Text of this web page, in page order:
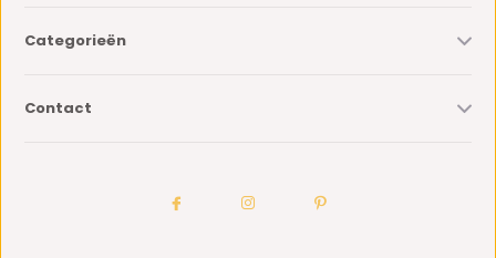
Categorieën
Contact